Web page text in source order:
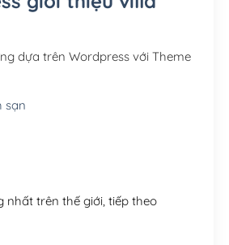
Hosting 5GB SSD (1
dựa trên Wordpress với Theme
sạn
nhất trên thế giới, tiếp theo